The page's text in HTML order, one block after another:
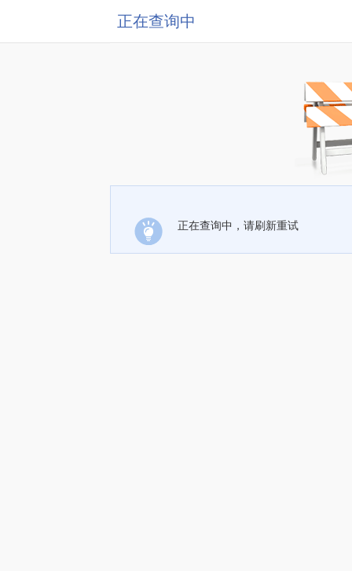
正在查询中
正在查询中，请刷新重试